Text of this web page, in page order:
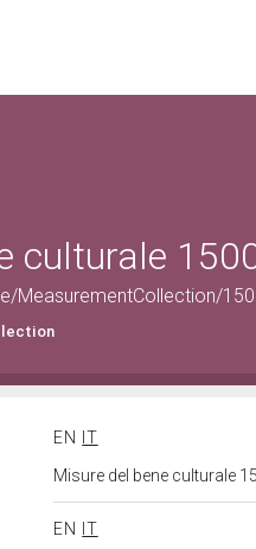
culturale
MeasurementCollection/
EN
IT
Misure del bene culturale
EN
IT